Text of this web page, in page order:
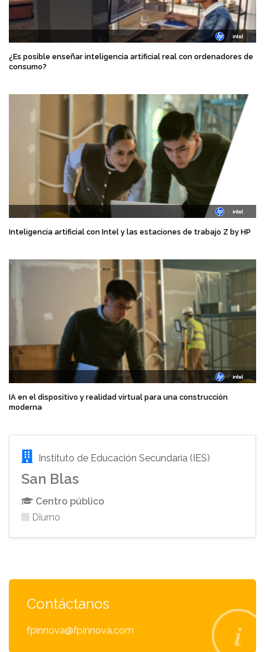
¿Es posible enseñar inteligencia artificial real con ordenadores de
consumo?
Inteligencia artificial con Intel y las estaciones de trabajo Z by HP
IA en el dispositivo y realidad virtual para una construcción
moderna
Instituto de Educación Secundaria (IES)
San Blas
Centro público
Diurno
Contáctanos
fpinnova@fpinnova.com